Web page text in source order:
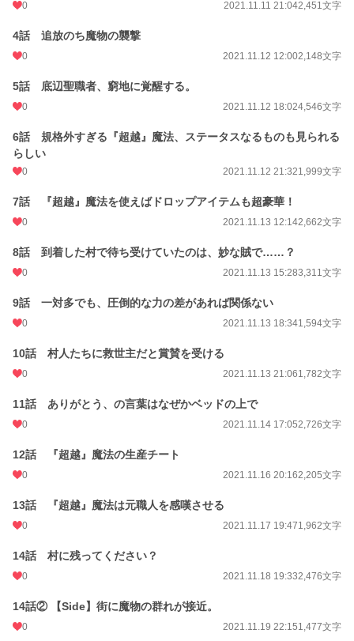
この力を使い、まずは小さな村を悪徳代官たちから救うハイネ。
本人は気づくよしもない。
◇
領主であるマルテ伯爵が、窮地に追い込まれていた。
彼は、ハイネを『呪われた底辺聖職者』と厄介者扱いしていたが、実はそのハイ
また、マルテ伯爵の娘は、ハイネに密かな思いを寄せており……
そうして、民や娘からの信頼を失い続けた伯爵は、人生崩壊の一途を辿るのであ
小説
ファンタジー 53,243 位 / 53,243 件
お気に入り
24h.ポイント 0 pt
文字数
更新日時 2021.12.29 20:18
月間ポイント
年間ポイント 1,071 pt (82,730 位)
累計ポイント
0 2021.11.11 21:042,451文字
4話 追放のち魔物の襲撃
0 2021.11.12 12:002,148文字
5話 底辺聖職者、窮地に覚醒する。
0 2021.11.12 18:024,546文字
6話 規格外すぎる『超越』魔法、ステータスなるものも見られる
らしい
0 2021.11.12 21:321,999文字
7話 『超越』魔法を使えばドロップアイテムも超豪華！
0 2021.11.13 12:142,662文字
8話 到着した村で待ち受けていたのは、妙な賊で……？
0 2021.11.13 15:283,311文字
9話 一対多でも、圧倒的な力の差があれば関係ない
0 2021.11.13 18:341,594文字
10話 村人たちに救世主だと賞賛を受ける
0 2021.11.13 21:061,782文字
11話 ありがとう、の言葉はなぜかベッドの上で
0 2021.11.14 17:052,726文字
12話 『超越』魔法の生産チート
0 2021.11.16 20:162,205文字
13話 『超越』魔法は元職人を感嘆させる
0 2021.11.17 19:471,962文字
14話 村に残ってください？
0 2021.11.18 19:332,476文字
14話② 【Side】街に魔物の群れが接近。
0 2021.11.19 22:151,477文字